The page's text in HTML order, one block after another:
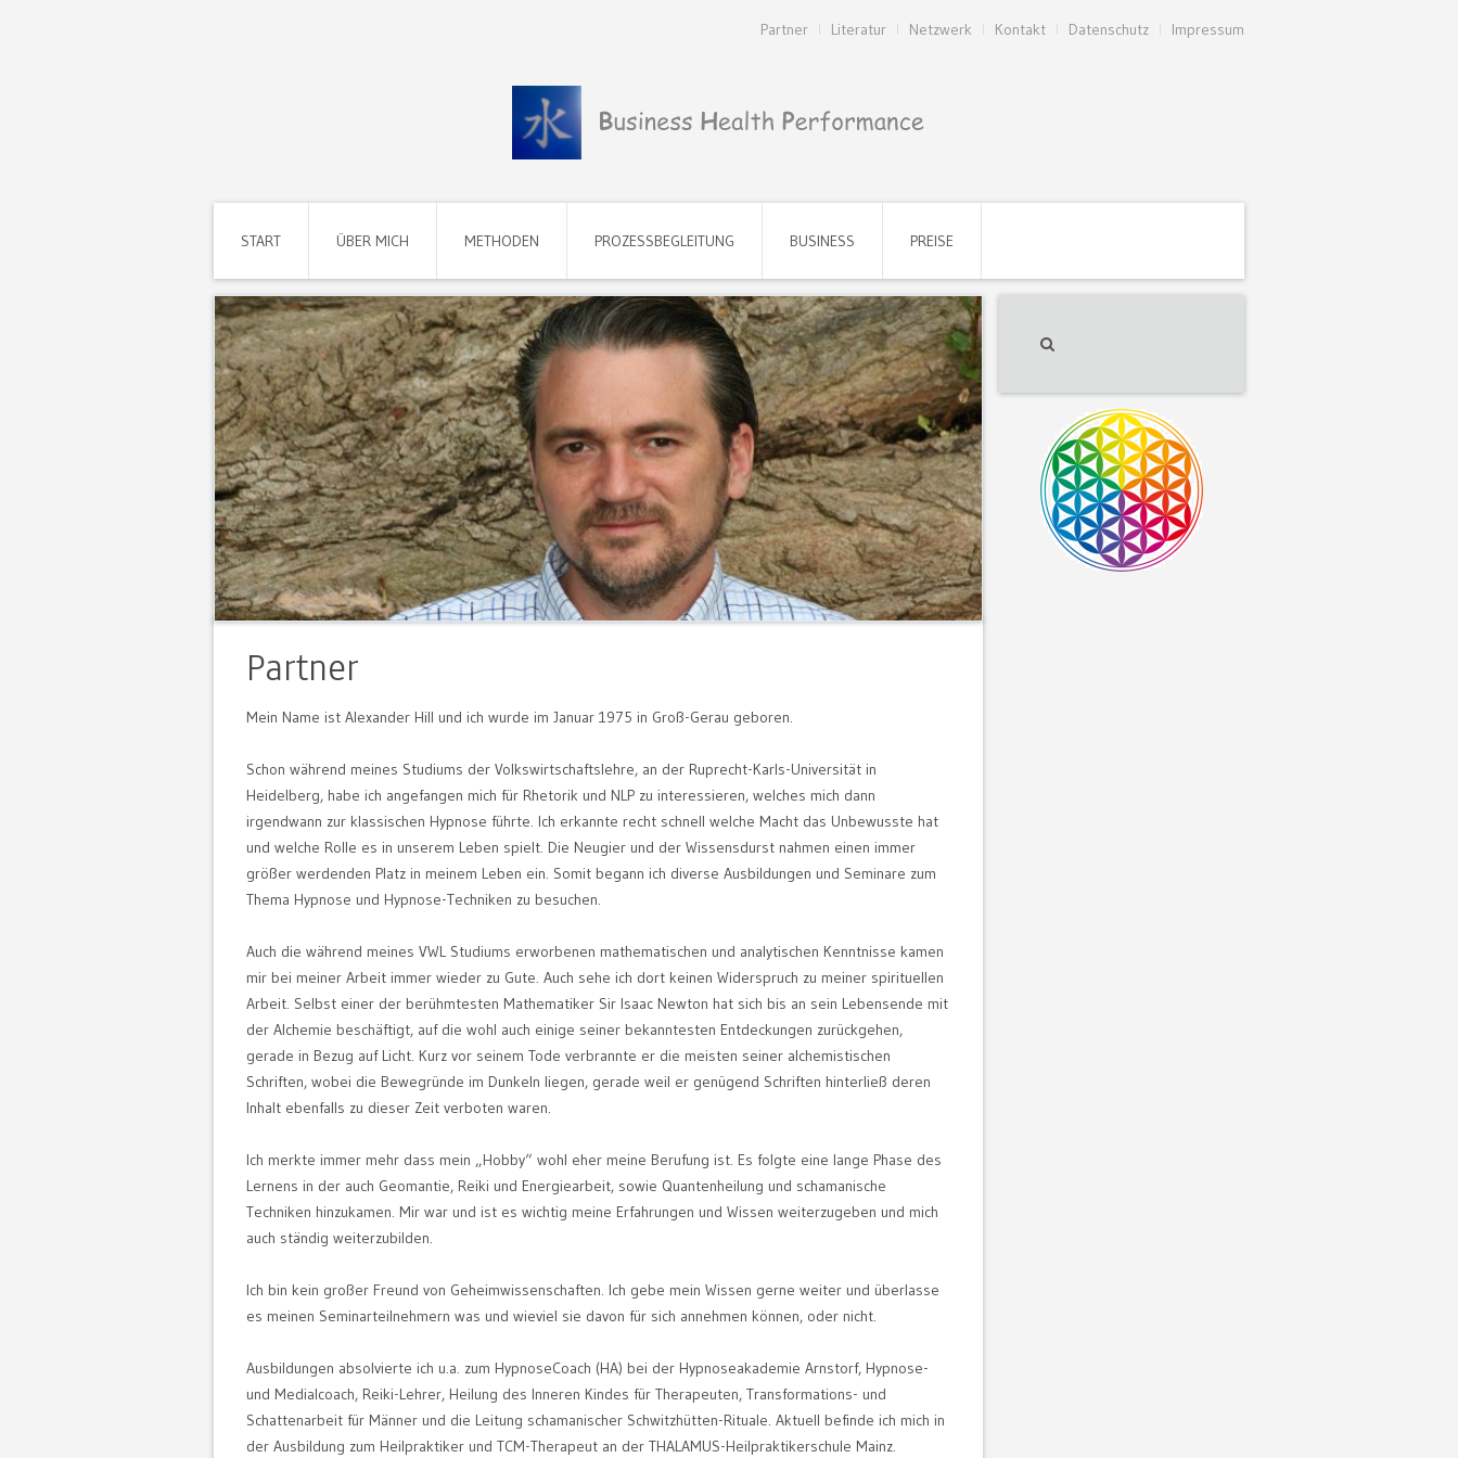
Partner Literatur Netzwerk Kontakt Datenschutz Impressum
START ÜBER MICH METHODEN PROZESSBEGLEITUNG BUSINESS PREISE
Partner
Mein Name ist Alexander Hill und ich wurde im Januar 1975 in Groß-Gerau geboren.
Schon während meines Studiums der Volkswirtschaftslehre, an der Ruprecht-Karls-Universität in
Heidelberg, habe ich angefangen mich für Rhetorik und NLP zu interessieren, welches mich dann
irgendwann zur klassischen Hypnose führte. Ich erkannte recht schnell welche Macht das Unbewusste hat
und welche Rolle es in unserem Leben spielt. Die Neugier und der Wissensdurst nahmen einen immer
größer werdenden Platz in meinem Leben ein. Somit begann ich diverse Ausbildungen und Seminare zum
Thema Hypnose und Hypnose-Techniken zu besuchen.
Auch die während meines VWL Studiums erworbenen mathematischen und analytischen Kenntnisse kamen
mir bei meiner Arbeit immer wieder zu Gute. Auch sehe ich dort keinen Widerspruch zu meiner spirituellen
Arbeit. Selbst einer der berühmtesten Mathematiker Sir Isaac Newton hat sich bis an sein Lebensende mit
der Alchemie beschäftigt, auf die wohl auch einige seiner bekanntesten Entdeckungen zurückgehen,
gerade in Bezug auf Licht. Kurz vor seinem Tode verbrannte er die meisten seiner alchemistischen
Schriften, wobei die Bewegründe im Dunkeln liegen, gerade weil er genügend Schriften hinterließ deren
Inhalt ebenfalls zu dieser Zeit verboten waren.
Ich merkte immer mehr dass mein „Hobby“ wohl eher meine Berufung ist. Es folgte eine lange Phase des
Lernens in der auch Geomantie, Reiki und Energiearbeit, sowie Quantenheilung und schamanische
Techniken hinzukamen. Mir war und ist es wichtig meine Erfahrungen und Wissen weiterzugeben und mich
auch ständig weiterzubilden.
Ich bin kein großer Freund von Geheimwissenschaften. Ich gebe mein Wissen gerne weiter und überlasse
es meinen Seminarteilnehmern was und wieviel sie davon für sich annehmen können, oder nicht.
Ausbildungen absolvierte ich u.a. zum HypnoseCoach (HA) bei der Hypnoseakademie Arnstorf, Hypnose-
und Medialcoach, Reiki-Lehrer, Heilung des Inneren Kindes für Therapeuten, Transformations- und
Schattenarbeit für Männer und die Leitung schamanischer Schwitzhütten-Rituale. Aktuell befinde ich mich in
der Ausbildung zum Heilpraktiker und TCM-Therapeut an der THALAMUS-Heilpraktikerschule Mainz.